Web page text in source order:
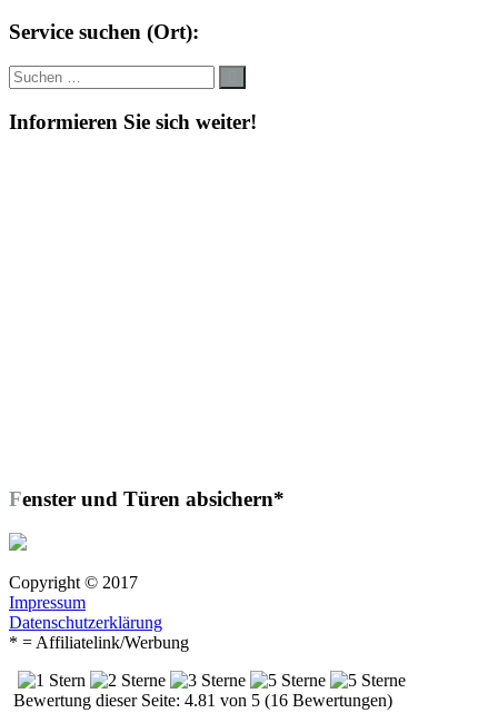
Service suchen (Ort):
Suche
nach:
Informieren Sie sich weiter!
Fenster und Türen absichern*
Copyright © 2017
Impressum
Datenschutzerklärung
* = Affiliatelink/Werbung
Bewertung dieser Seite: 4.81 von 5 (16 Bewertungen)